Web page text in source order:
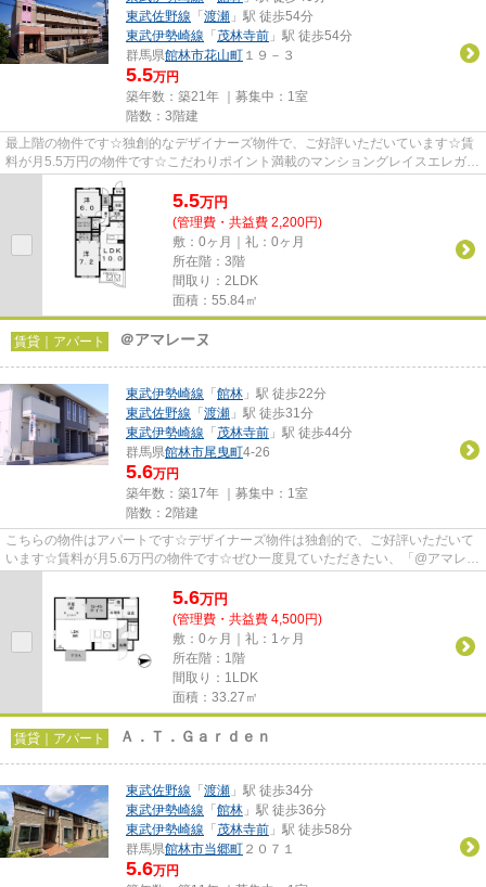
東武佐野線 「 渡瀬 」駅 徒歩54分
東武伊勢崎線 「 茂林寺前 」駅 徒歩54分
群馬県館林市花山町 １９－３
5.5万円
築年数：築21年 ｜募集中： 1室
階数：3階建
最上階の物件です☆独創的なデザイナーズ物件で、ご好評いただいています☆賃
料が月5.5万円の物件です☆こだわりポイント満載のマンショングレイスエレガン
ト☆館林市エリアにある賃貸情報...
5.5万円
(管理費・共益費 2,200円)
敷：0ヶ月｜礼：0ヶ月
所在階：3階
間取り：2LDK
面積：55.84㎡
賃貸｜アパート ＠アマレーヌ
東武伊勢崎線 「 館林 」駅 徒歩22分
東武佐野線 「 渡瀬 」駅 徒歩31分
東武伊勢崎線 「 茂林寺前 」駅 徒歩44分
群馬県館林市尾曳町4-26
5.6万円
築年数：築17年 ｜募集中： 1室
階数：2階建
こちらの物件はアパートです☆デザイナーズ物件は独創的で、ご好評いただいて
います☆賃料が月5.6万円の物件です☆ぜひ一度見ていただきたい、「@アマレー
5.6万円
(管理費・共益費 4,500円)
敷：0ヶ月｜礼：1ヶ月
所在階：1階
間取り：1LDK
面積：33.27㎡
賃貸｜アパート Ａ．Ｔ．Ｇａｒｄｅｎ
東武佐野線 「 渡瀬 」駅 徒歩34分
東武伊勢崎線 「 館林 」駅 徒歩36分
東武伊勢崎線 「 茂林寺前 」駅 徒歩58分
群馬県館林市当郷町 ２０７１
5.6万円